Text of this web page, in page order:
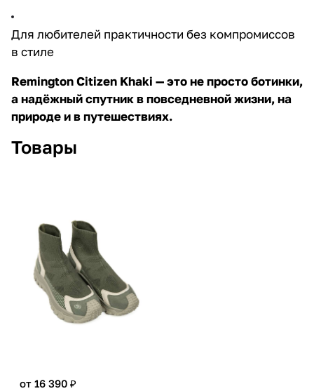
Для любителей практичности без компромиссов
в стиле
Remington Citizen Khaki — это не просто ботинки,
а надёжный спутник в повседневной жизни, на
природе и в путешествиях.
Товары
от 16 390 ₽